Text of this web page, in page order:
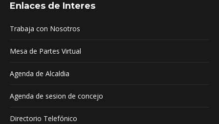
opens
new
window
opens
new
window
opens
new
Enlaces de Interes
Trabaja con Nosotros
Mesa de Partes Virtual
Agenda de Alcaldia
Agenda de sesion de concejo
Directorio Telefónico